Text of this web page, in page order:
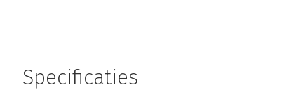
Specificaties